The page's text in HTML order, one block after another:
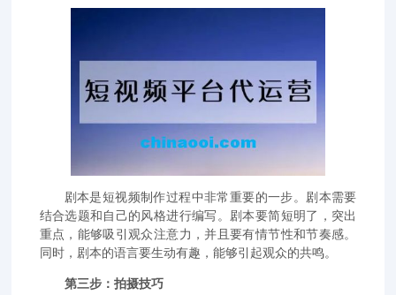
剧本是短视频制作过程中非常重要的一步。剧本需要
结合选题和自己的风格进行编写。剧本要简短明了，突出
重点，能够吸引观众注意力，并且要有情节性和节奏感。
同时，剧本的语言要生动有趣，能够引起观众的共鸣。
第三步：拍摄技巧